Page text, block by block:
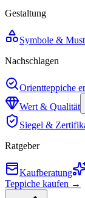
Gestaltung
Symbole &
Nachschlagen
Orientteppiche
Wert & Qualität
Siegel &
Ratgeber
Kaufberatung
Teppiche kaufen →